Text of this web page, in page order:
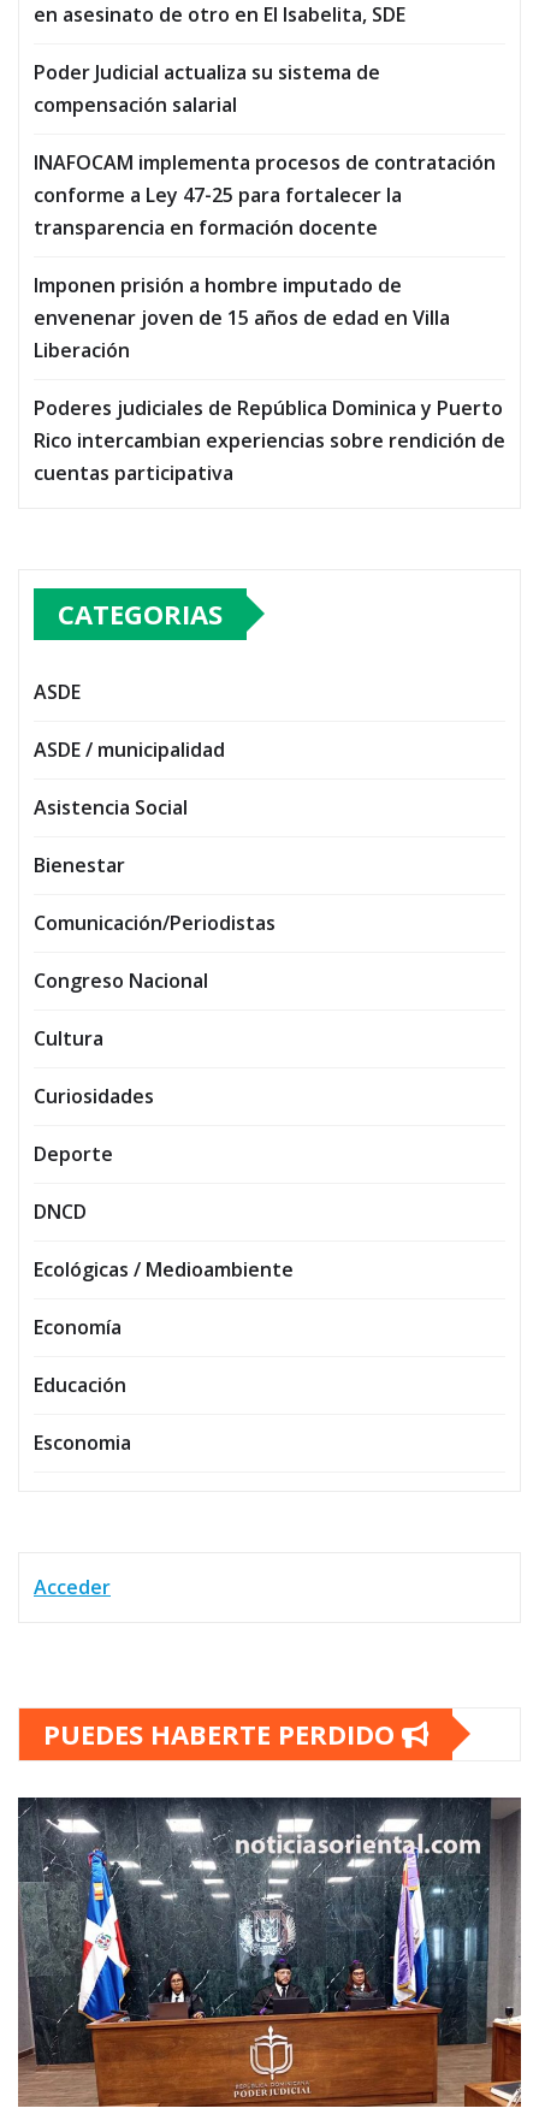
en asesinato de otro en El Isabelita, SDE
Poder Judicial actualiza su sistema de
compensación salarial
INAFOCAM implementa procesos de contratación
conforme a Ley 47-25 para fortalecer la
transparencia en formación docente
Imponen prisión a hombre imputado de
envenenar joven de 15 años de edad en Villa
Liberación
Poderes judiciales de República Dominica y Puerto
Rico intercambian experiencias sobre rendición de
cuentas participativa
CATEGORIAS
ASDE
ASDE / municipalidad
Asistencia Social
Bienestar
Comunicación/Periodistas
Congreso Nacional
Cultura
Curiosidades
Deporte
DNCD
Ecológicas / Medioambiente
Economía
Educación
Esconomia
Acceder
PUEDES HABERTE PERDIDO